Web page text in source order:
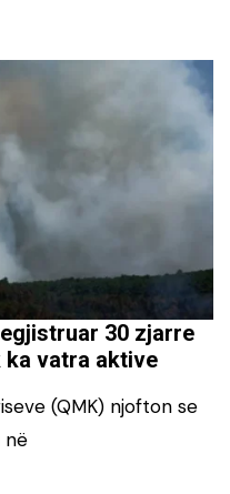
30 zjarre
ka vatra aktive
(QMK) njofton se
në